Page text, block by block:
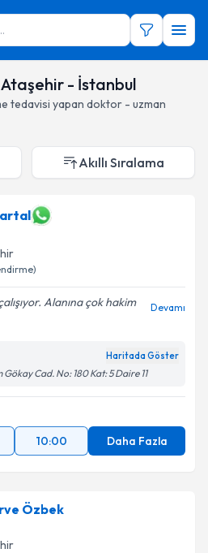
- İstanbul
tedavisi yapan doktor - uzman
Akıllı Sıralama
Alanına çok hakim
Devamı
Haritada Göster
Cad. No: 180 Kat: 5 Daire 11
10:00 Daha Fazla
Özbek